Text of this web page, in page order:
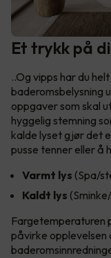
Et trykk på
..Og vipps har du
baderomsbelysning
oppgaver som skal
hyggelig stemning
kalde lyset gjør det
pusse tenner eller å
Varmt lys (Spa/
Kaldt lys
Fargetemperaturen
påvirke opplevelsen